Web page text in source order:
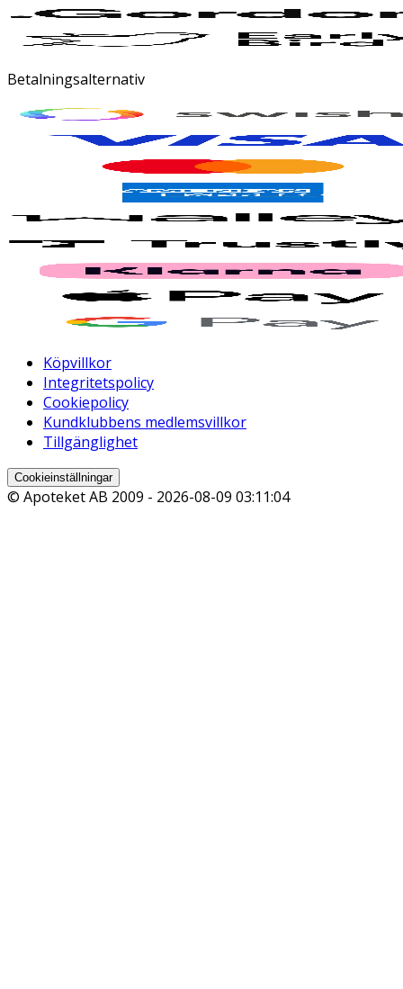
Betalningsalternativ
Köpvillkor
Integritetspolicy
Cookiepolicy
Kundklubbens medlemsvillkor
Tillgänglighet
Cookieinställningar
© Apoteket AB 2009 - 2026-08-09 03:11:04